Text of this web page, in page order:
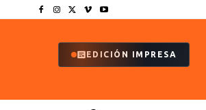
EDICIÓN IMPRESA